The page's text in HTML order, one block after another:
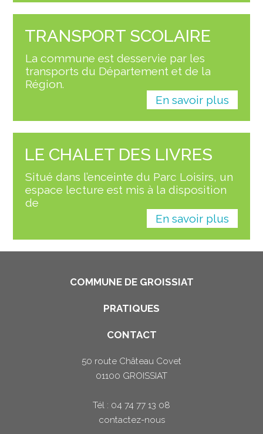
TRANSPORT SCOLAIRE
La commune est desservie par les
transports du Département et de la
Région.
En savoir plus
LE CHALET DES LIVRES
Situé dans l’enceinte du Parc Loisirs, un
espace lecture est mis à la disposition
de
En savoir plus
COMMUNE DE GROISSIAT
PRATIQUES
CONTACT
50 route Château Covet
01100 GROISSIAT
Tél : 04 74 77 13 08
contactez-nous